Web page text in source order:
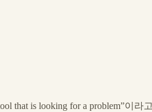
that is looking for a problem”이